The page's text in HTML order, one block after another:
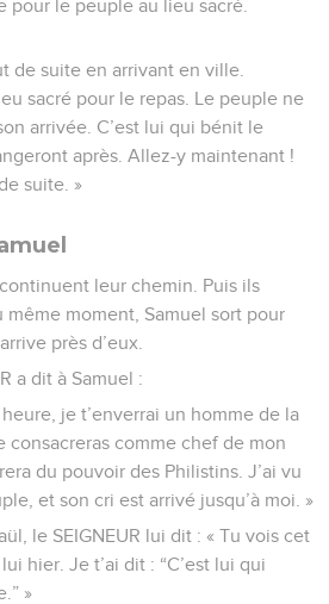
pour le peuple au lieu sacré.
de suite en arrivant en ville.
sacré pour le repas. Le peuple ne
arrivée. C’est lui qui bénit le
après. Allez-y maintenant !
suite. »
leur chemin. Puis ils
moment, Samuel sort pour
près d’eux.
a dit à Samuel :
je t’enverrai un homme de la
consacreras comme chef de mon
du pouvoir des Philistins. J’ai vu
et son cri est arrivé jusqu’à moi. »
le SEIGNEUR lui dit : « Tu vois cet
hier. Je t’ai dit : “C’est lui qui
»